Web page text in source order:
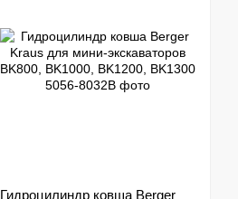
Гидроцилиндр ковша Berger